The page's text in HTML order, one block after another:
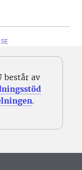
består av
.